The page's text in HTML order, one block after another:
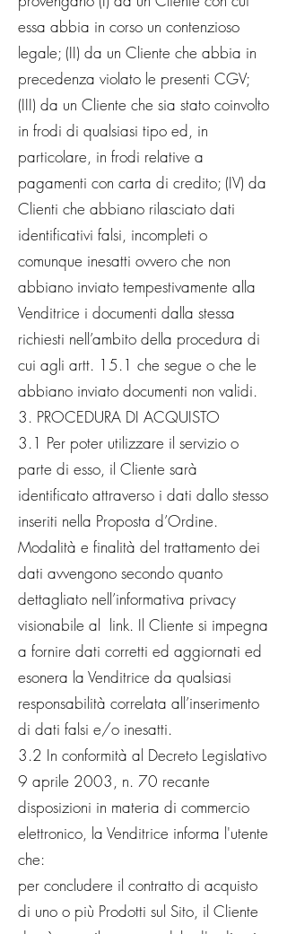
essa abbia in corso un contenzioso
legale; (II) da un Cliente che abbia in
precedenza violato le presenti CGV;
(III) da un Cliente che sia stato coinvolto
in frodi di qualsiasi tipo ed, in
particolare, in frodi relative a
pagamenti con carta di credito; (IV) da
Clienti che abbiano rilasciato dati
identificativi falsi, incompleti o
comunque inesatti ovvero che non
abbiano inviato tempestivamente alla
Venditrice i documenti dalla stessa
richiesti nell’ambito della procedura di
cui agli artt. 15.1 che segue o che le
abbiano inviato documenti non validi.
3. PROCEDURA DI ACQUISTO
3.1 Per poter utilizzare il servizio o
parte di esso, il Cliente sarà
identificato attraverso i dati dallo stesso
inseriti nella Proposta d’Ordine.
Modalità e finalità del trattamento dei
dati avvengono secondo quanto
dettagliato nell’informativa privacy
visionabile al link. Il Cliente si impegna
a fornire dati corretti ed aggiornati ed
esonera la Venditrice da qualsiasi
responsabilità correlata all’inserimento
di dati falsi e/o inesatti.
3.2 In conformità al Decreto Legislativo
9 aprile 2003, n. 70 recante
disposizioni in materia di commercio
elettronico, la Venditrice informa l'utente
che:
per concludere il contratto di acquisto
di uno o più Prodotti sul Sito, il Cliente